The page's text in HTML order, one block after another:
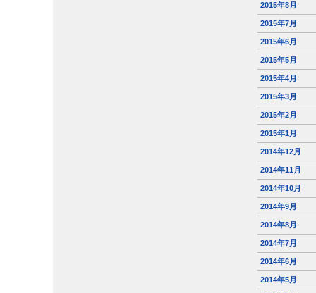
2015年8月
2015年7月
2015年6月
2015年5月
2015年4月
2015年3月
2015年2月
2015年1月
2014年12月
2014年11月
2014年10月
2014年9月
2014年8月
2014年7月
2014年6月
2014年5月